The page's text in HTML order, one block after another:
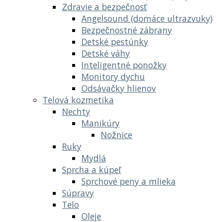
Zdravie a bezpečnosť
Angelsound (domáce ultrazvuky)
Bezpečnostné zábrany
Detské pestúnky
Detské váhy
Inteligentné ponožky
Monitory dychu
Odsávačky hlienov
Telová kozmetika
Nechty
Manikúry
Nožnice
Ruky
Mydlá
Sprcha a kúpeľ
Sprchové peny a mlieka
Súpravy
Telo
Oleje